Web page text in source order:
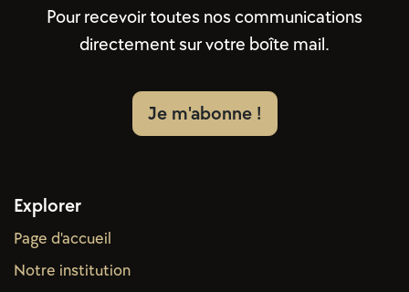
Pour recevoir toutes nos communications
directement sur votre boîte mail.
Je m'abonne !
Explorer
Page d'accueil
Notre institution